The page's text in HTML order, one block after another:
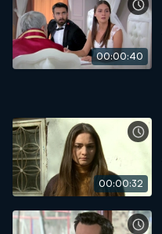
00:00:40
00:00:32